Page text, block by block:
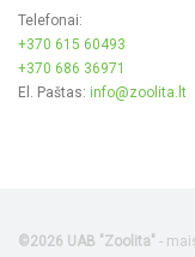
Telefonai:
+370 615 60493
+370 686 36971
El. Paštas: info@zoolita.lt
©2026 UAB "Zoolita" -